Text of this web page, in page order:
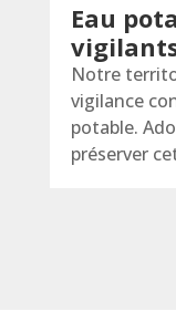
Eau
Notre
vigilance
potable.
préserver